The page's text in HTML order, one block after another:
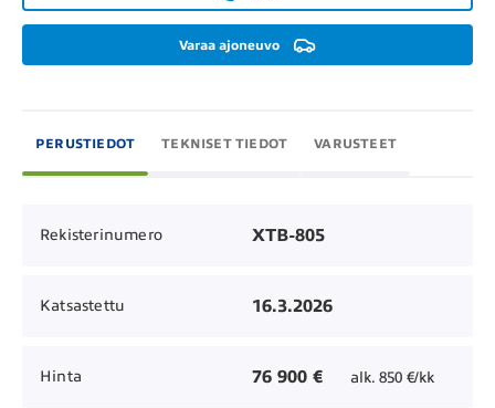
Varaa ajoneuvo
PERUSTIEDOT TEKNISET TIEDOT VARUSTEET
Rekisterinumero XTB-805
Katsastettu 16.3.2026
Hinta 76 900 € alk. 850 €/kk